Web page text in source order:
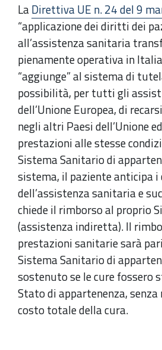
LaDirettiva UE n. 24 del 9
“applicazione dei diritti dei
all’assistenza sanitaria
pienamente operativa in
“aggiunge” al sistema di
possibilità, per tutti gli
dell’Unione Europea, di
negli altri Paesi dell’Unione
prestazioni alle stesse
Sistema Sanitario di
sistema, il paziente anticipa i
dell’assistenza sanitaria e
chiede il rimborso al proprio
(assistenza indiretta). Il
prestazioni sanitarie sarà
Sistema Sanitario di
sostenuto se le cure fossero
Stato di appartenenza,
costo totale della cura.